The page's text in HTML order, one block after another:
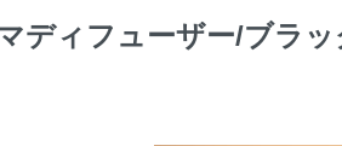
ディフューザー/ブラッ